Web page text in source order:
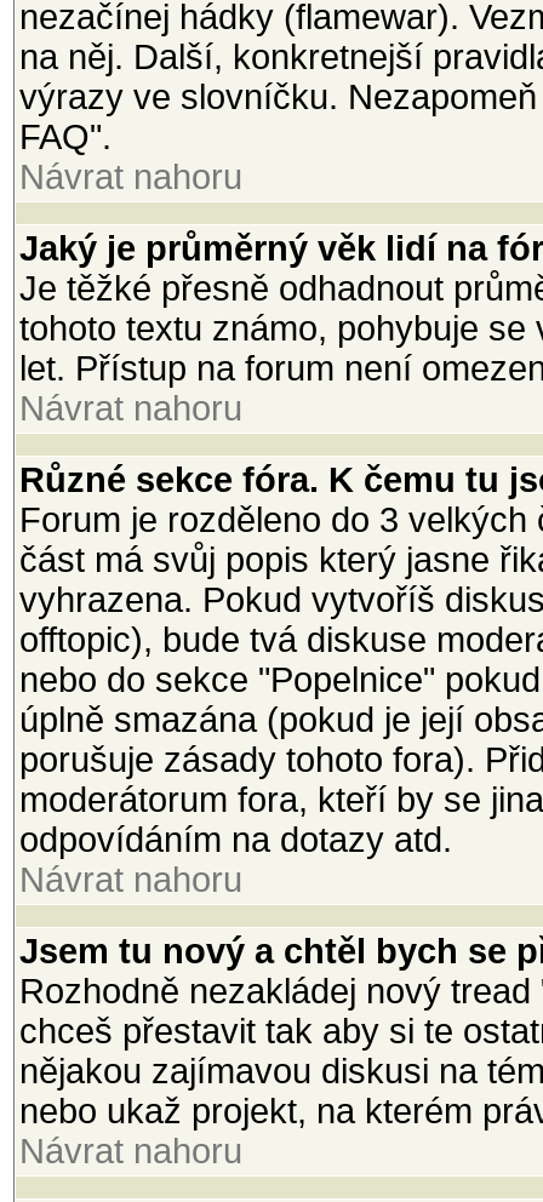
nezačínej hádky (flamewar).
na něj. Další, konkretnejší
výrazy ve slovníčku.
FAQ".
Návrat nahoru
Jaký je průměrný věk lidí na
Je těžké přesně odhadnout
tohoto textu známo, pohybuje
let. Přístup na forum není
Návrat nahoru
Různé sekce fóra. K čemu tu
Forum je rozděleno do 3
část má svůj popis který jasne
vyhrazena. Pokud vytvoříš
offtopic), bude tvá diskuse
nebo do sekce "Popelnice"
úplně smazána (pokud je její
porušuje zásady tohoto fora).
moderátorum fora, kteří by se
odpovídáním na dotazy atd.
Návrat nahoru
Jsem tu nový a chtěl bych se
Rozhodně nezakládej nový
chceš přestavit tak aby si te
nějakou zajímavou diskusi na
nebo ukaž projekt, na kterém
Návrat nahoru